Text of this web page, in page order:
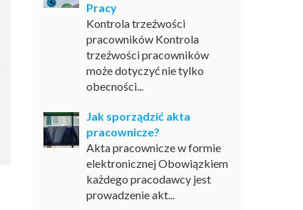
Pracy
Kontrola trzeźwości
pracowników Kontrola
trzeźwości pracowników
może dotyczyć nie tylko
obecności...
Jak sporządzić akta
pracownicze?
Akta pracownicze w formie
elektronicznej Obowiązkiem
każdego pracodawcy jest
prowadzenie akt...